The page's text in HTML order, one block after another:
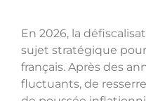
En 2026, la
sujet stratégique
français. Après des
fluctuants, de